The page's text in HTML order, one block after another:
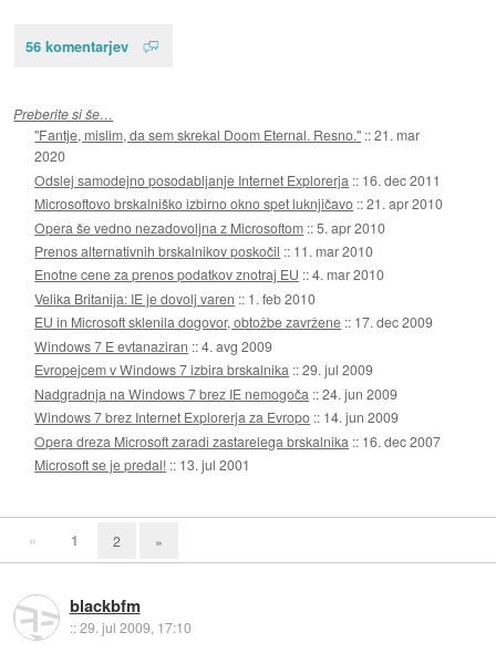
56 komentarjev
Preberite si še…
"Fantje, mislim, da sem skrekal Doom Eternal. Resno." ::21. mar
2020
Odslej samodejno posodabljanje Internet Explorerja :: 16. dec 2011
Microsoftovo brskalniško izbirno okno spet luknjičavo ::21. apr 2010
Opera še vedno nezadovoljna z Microsoftom ::5. apr 2010
Prenos alternativnih brskalnikov poskočil :: 11. mar 2010
Enotne cene za prenos podatkov znotraj EU ::4. mar 2010
Velika Britanija: IE je dovolj varen :: 1. feb 2010
EU in Microsoft sklenila dogovor, obtožbe zavržene :: 17. dec 2009
Windows 7 E evtanaziran ::4. avg 2009
Evropejcem v Windows 7 izbira brskalnika ::29. jul 2009
Nadgradnja na Windows 7 brez IE nemogoča ::24. jun 2009
Windows 7 brez Internet Explorerja za Evropo :: 14. jun 2009
Opera dreza Microsoft zaradi zastarelega brskalnika :: 16. dec 2007
Microsoft se je predal! :: 13. jul 2001
« 1 2 »
blackbfm
::29. jul 2009, 17:10